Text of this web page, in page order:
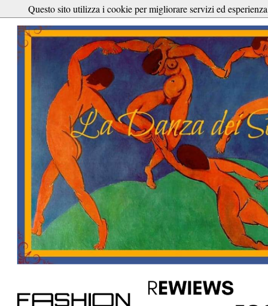
Questo sito utilizza i cookie per migliorare servizi ed